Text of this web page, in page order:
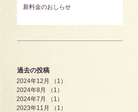
新料金のおしらせ
過去の投稿
2024年12月 （1）
2024年8月
（1）
2024年7月
（1）
2023年11月
（1）